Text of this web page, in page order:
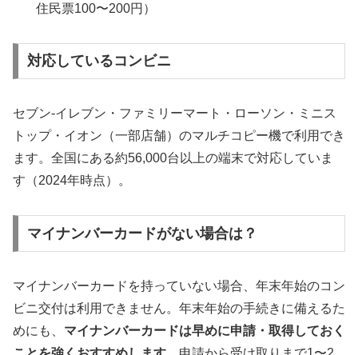
住民票100〜200円）
対応しているコンビニ
セブン-イレブン・ファミリーマート・ローソン・ミニス
トップ・イオン（一部店舗）のマルチコピー機で利用でき
ます。全国にある約56,000台以上の端末で対応していま
す（2024年時点）。
マイナンバーカードがない場合は？
マイナンバーカードを持っていない場合、年末年始のコン
ビニ交付は利用できません。年末年始の手続きに備えるた
めにも、 マイナンバーカードは早めに申請・取得しておく